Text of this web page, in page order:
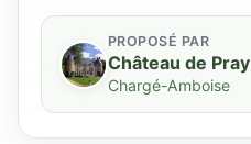
PROPOSÉ PAR
Château de Pray
Chargé-Amboise